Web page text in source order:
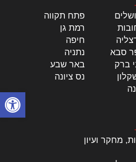
פתח
פתח תקווה
רמת גן
חיפה
סבא נתניה
ברק באר שבע
נס ציונה
מחקר ועיון